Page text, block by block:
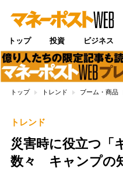
トップ 投資 ビジネス
トップ トレンド ブーム・商品
トレンド
災害時に役立つ「
数々 キャンプの